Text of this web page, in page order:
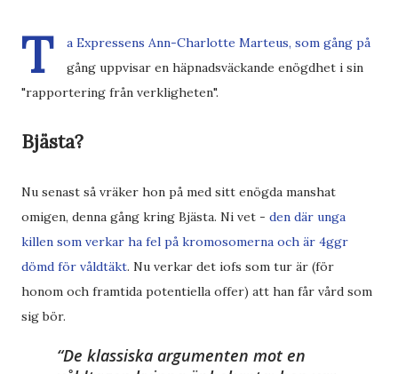
T
a Expressens Ann-Charlotte Marteus, som gång på
gång uppvisar en häpnadsväckande enögdhet i sin
"rapportering från verkligheten".
Bjästa?
Nu senast så vräker hon på med sitt enögda manshat
omigen, denna gång kring Bjästa. Ni vet - den där unga
killen som verkar ha fel på kromosomerna och är 4ggr
dömd för våldtäkt. Nu verkar det iofs som tur är (för
honom och framtida potentiella offer) att han får vård som
sig bör.
De klassiska argumenten mot en